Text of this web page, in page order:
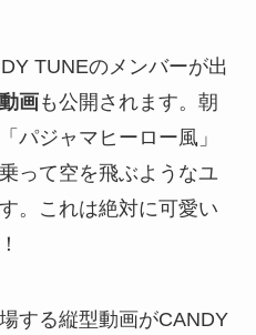
TUNEのメンバーが出
画も公開されます。朝
パジャマヒーロー風」
って空を飛ぶようなユ
。これは絶対に可愛い
する縦型動画がCANDY